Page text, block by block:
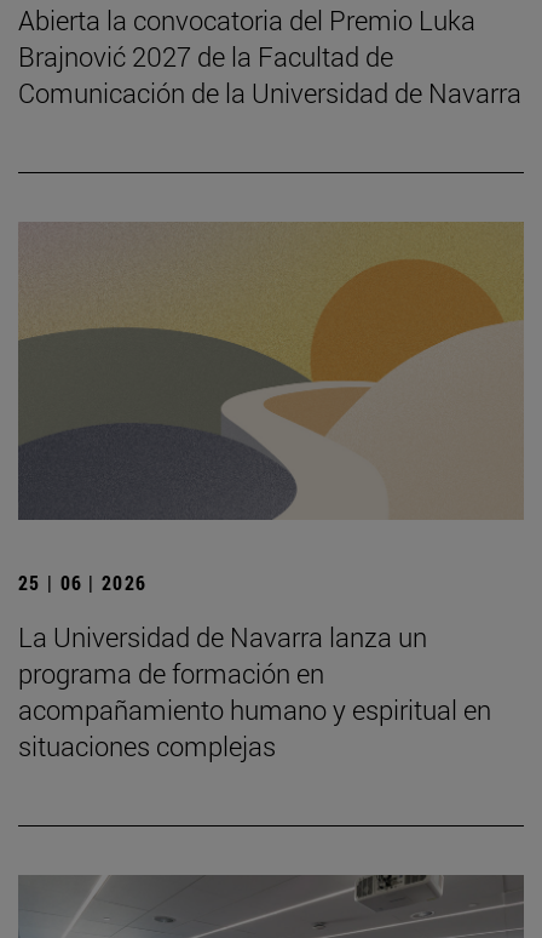
Abierta la convocatoria del Premio Luka
Brajnović 2027 de la Facultad de
Comunicación de la Universidad de Navarra
25 | 06 | 2026
La Universidad de Navarra lanza un
programa de formación en
acompañamiento humano y espiritual en
situaciones complejas